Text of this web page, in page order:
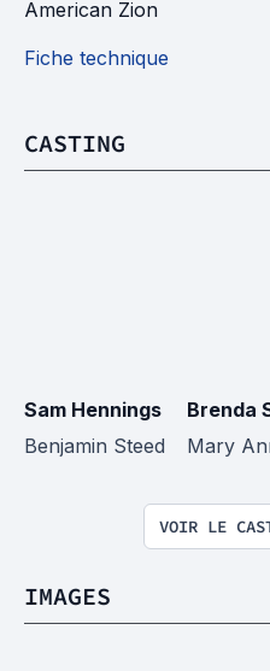
American Zion
Fiche technique
CASTING
Sam Hennings
Benjamin Steed
Brenda
Mary
VOIR LE
IMAGES